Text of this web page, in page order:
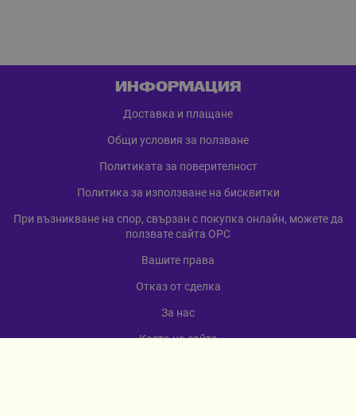
ИНФОРМАЦИЯ
Доставка и плащане
Общи условия за ползване
Политиката за поверителност
Политика за използване на бисквитки
При възникване на спор, свързан с покупка онлайн, можете да
ползвате сайта ОРС
Вашите права
Отказ от сделка
За нас
Карта на сайта